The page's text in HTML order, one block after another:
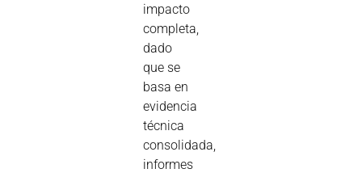
impacto
completa,
dado
que se
basa en
evidencia
técnica
consolidada,
informes